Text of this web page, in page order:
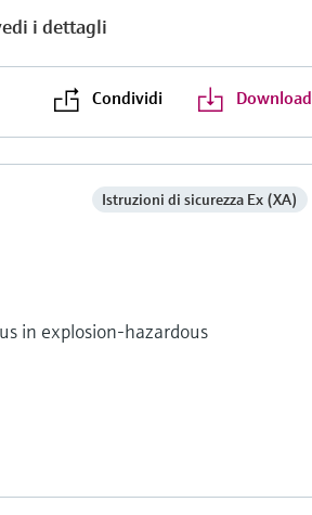
i dettagli
Condividi Download
Istruzioni di sicurezza Ex (XA)
in explosion-hazardous